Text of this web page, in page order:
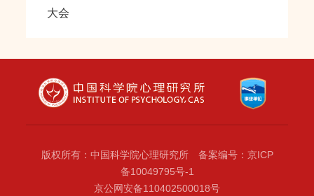
大会
版权所有：中国科学院心理研究所 备案编号：京ICP
备10049795号-1
京公网安备110402500018号